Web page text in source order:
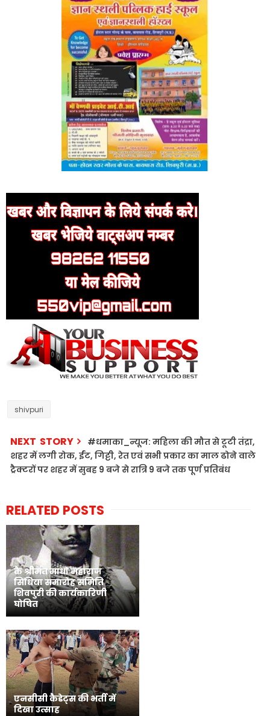
shivpuri
NEXT STORY
#धमाका_न्यूज: महिला की मौत से टूटी तंद्रा,
शहर में लगी रोक, ईंट, गिट्टी, रेत एवं सभी प्रकार का माल ढोने वाले
ट्रैक्टरों पर शहर में सुबह 9 बजे से रात्रि 9 बजे तक पूर्ण प्रतिबंध
RELATED POSTS
कै श्रीमंत माधो महाराज
सिंधिया समारोह समिति
शिवपुरी की कार्यकारिणी
घोषित
एनसीसी कैडेट्स की भर्ती में
दिखा उत्साह